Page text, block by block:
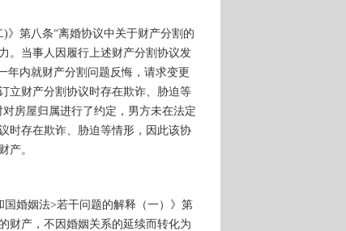
》第八条“离婚协议中关于财产分割的
。当事人因履行上述财产分割协议发
年内就财产分割问题反悔，请求变更
立财产分割协议时存在欺诈、胁迫等
房屋归属进行了约定，男方未在法定
时存在欺诈、胁迫等情形，因此该协
产。
国婚姻法>若干问题的解释（一）》第
财产，不因婚姻关系的延续而转化为